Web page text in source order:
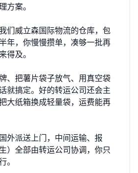
方案。
们威立森国际物流的仓库，包
年，你慢慢攒单，凑够一批再
得及。
、把薯片袋子放气、用真空袋
就搞定。好的转运公司还会主
大纸箱换成轻量袋，运费能再
外派送上门，中间运输、报
）全部由转运公司协调，你只
。